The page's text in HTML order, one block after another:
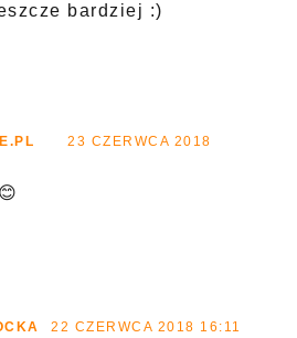
bardziej :)
23 CZERWCA 2018
22 CZERWCA 2018 16:11